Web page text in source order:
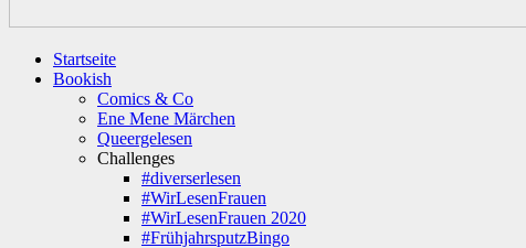
Startseite
Bookish
Comics & Co
Ene Mene Märchen
Queergelesen
Challenges
#diverserlesen
#WirLesenFrauen
#WirLesenFrauen 2020
#FrühjahrsputzBingo